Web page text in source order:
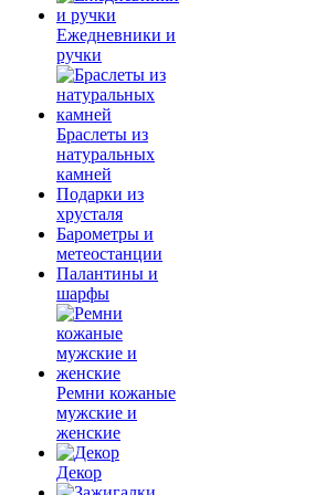
Ежедневники и
ручки
Браслеты из
натуральных
камней
Подарки из
хрусталя
Барометры и
метеостанции
Палантины и
шарфы
Ремни кожаные
мужские и
женские
Декор